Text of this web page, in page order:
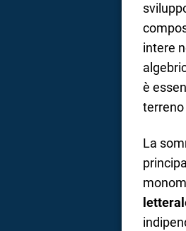
intere
è
La